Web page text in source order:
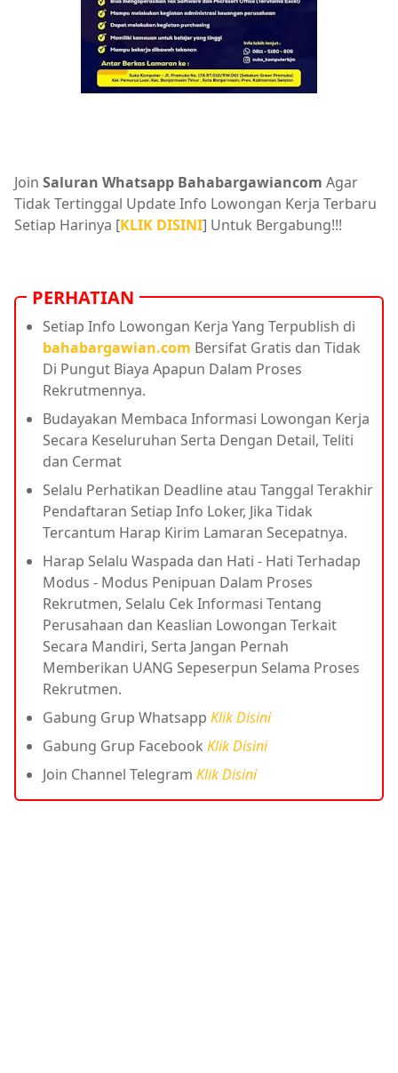
Join Saluran Whatsapp Bahabargawiancom Agar
Tidak Tertinggal Update Info Lowongan Kerja Terbaru
Setiap Harinya [KLIK DISINI] Untuk Bergabung!!!
PERHATIAN
Setiap Info Lowongan Kerja Yang Terpublish di
bahabargawian.com Bersifat Gratis dan Tidak
Di Pungut Biaya Apapun Dalam Proses
Rekrutmennya.
Budayakan Membaca Informasi Lowongan Kerja
Secara Keseluruhan Serta Dengan Detail, Teliti
dan Cermat
Selalu Perhatikan Deadline atau Tanggal Terakhir
Pendaftaran Setiap Info Loker, Jika Tidak
Tercantum Harap Kirim Lamaran Secepatnya.
Harap Selalu Waspada dan Hati - Hati Terhadap
Modus - Modus Penipuan Dalam Proses
Rekrutmen, Selalu Cek Informasi Tentang
Perusahaan dan Keaslian Lowongan Terkait
Secara Mandiri, Serta Jangan Pernah
Memberikan UANG Sepeserpun Selama Proses
Rekrutmen.
Gabung Grup Whatsapp Klik Disini
Gabung Grup Facebook Klik Disini
Join Channel Telegram Klik Disini